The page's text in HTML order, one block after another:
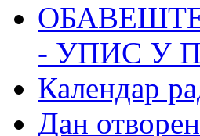
- УПИС У
Календар
Дан